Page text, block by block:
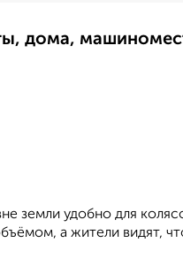
дома,
земли удобно для
а жители видят,